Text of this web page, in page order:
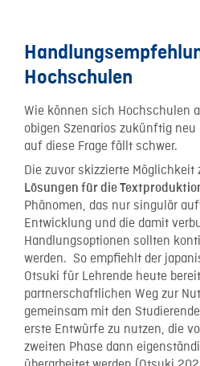
Hochschulen
Wie können sich Hochschulen
obigen Szenarios zukünftig
auf diese Frage fällt schwer.
Die zuvor skizzierte Möglichkeit
Lösungen für die
Phänomen, das nur singulär
Entwicklung und die damit
Handlungsoptionen sollten
werden. So empfiehlt der
Otsuki für Lehrende heute
partnerschaftlichen Weg zur
gemeinsam mit den
erste Entwürfe zu nutzen, die
zweiten Phase dann